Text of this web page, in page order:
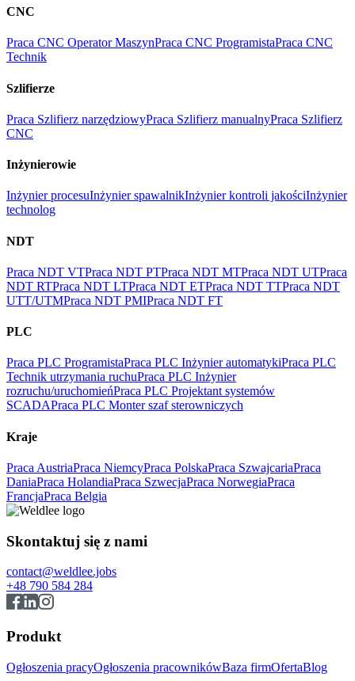
CNC
Praca CNC Operator MaszynPraca CNC ProgramistaPraca CNC
Technik
Szlifierze
Praca Szlifierz narzędziowyPraca Szlifierz manualnyPraca Szlifierz
CNC
Inżynierowie
Inżynier procesuInżynier spawalnikInżynier kontroli jakościInżynier
technolog
NDT
Praca NDT VTPraca NDT PTPraca NDT MTPraca NDT UTPraca
NDT RTPraca NDT LTPraca NDT ETPraca NDT TTPraca NDT
UTT/UTMPraca NDT PMIPraca NDT FT
PLC
Praca PLC ProgramistaPraca PLC Inżynier automatykiPraca PLC
Technik utrzymania ruchuPraca PLC Inżynier
rozruchu/uruchomieńPraca PLC Projektant systemów
SCADAPraca PLC Monter szaf sterowniczych
Kraje
Praca AustriaPraca NiemcyPraca PolskaPraca SzwajcariaPraca
DaniaPraca HolandiaPraca SzwecjaPraca NorwegiaPraca
FrancjaPraca Belgia
Skontaktuj się z nami
contact@weldlee.jobs
+48 790 584 284
Produkt
Ogłoszenia pracyOgłoszenia pracownikówBaza firmOfertaBlog